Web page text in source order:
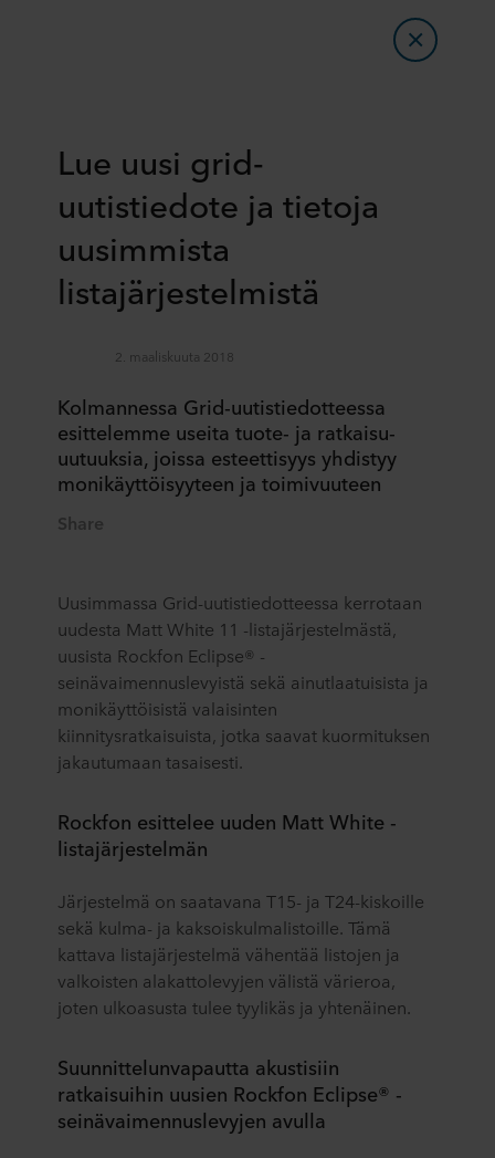
Lue uusi grid-
uutistiedote ja tietoja
uusimmista
listajärjestelmistä
2. maaliskuuta 2018
Kolmannessa Grid-uutistiedotteessa
esittelemme useita tuote- ja ratkaisu-
uutuuksia, joissa esteettisyys yhdistyy
monikäyttöisyyteen ja toimivuuteen
Share
Uusimmassa Grid-uutistiedotteessa kerrotaan
uudesta Matt White 11 -listajärjestelmästä,
uusista Rockfon Eclipse® -
seinävaimennuslevyistä sekä ainutlaatuisista ja
monikäyttöisistä valaisinten
kiinnitysratkaisuista, jotka saavat kuormituksen
jakautumaan tasaisesti.
Rockfon esittelee uuden Matt White -
listajärjestelmän
Järjestelmä on saatavana T15- ja T24-kiskoille
sekä kulma- ja kaksoiskulmalistoille. Tämä
kattava listajärjestelmä vähentää listojen ja
valkoisten alakattolevyjen välistä värieroa,
joten ulkoasusta tulee tyylikäs ja yhtenäinen.
Suunnittelunvapautta akustisiin
ratkaisuihin uusien Rockfon Eclipse® -
seinävaimennuslevyjen avulla